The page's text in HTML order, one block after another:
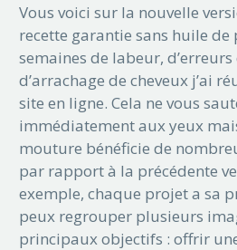
Vous voici sur la nouvelle
recette garantie sans huile de
semaines de labeur,
d’arrachage de cheveux j’ai
site en ligne. Cela ne vous
immédiatement aux yeux
mouture bénéficie de
par rapport à la précédente
exemple, chaque projet a sa
peux regrouper plusieurs
principaux objectifs : offrir